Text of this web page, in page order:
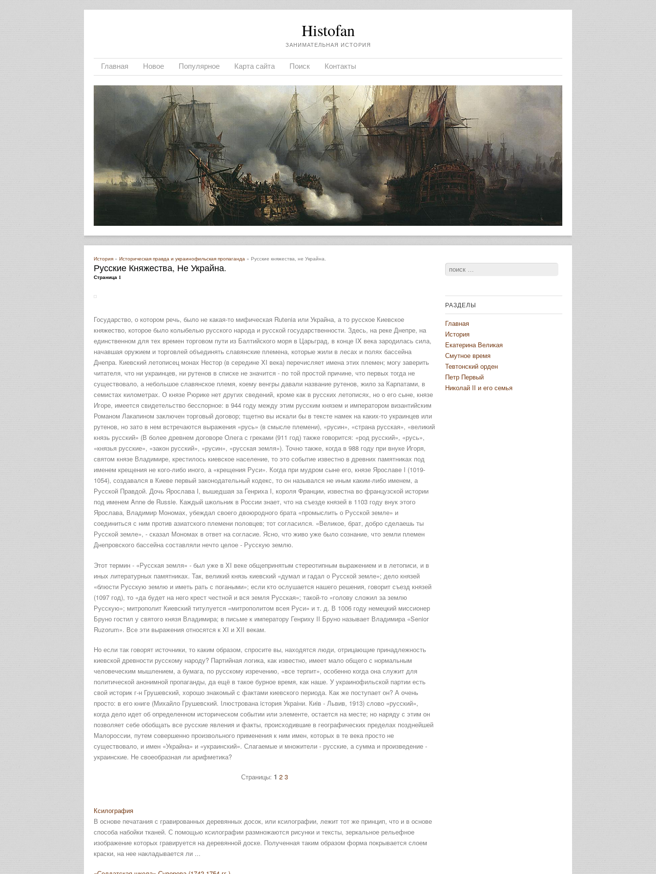
Histofan
ЗАНИМАТЕЛЬНАЯ ИСТОРИЯ
Главная Новое Популярное Карта сайта Поиск Контакты
История » Историческая правда и украинофильская пропаганда » Русские княжества, не Украйна.
Русские Княжества, Не Украйна.
Страница 1
Государство, о котором речь, было не какая-то мифическая Rutenia или Украйна, а то русское Киевское
княжество, которое было колыбелью русского народа и русской государственности. Здесь, на реке Днепре, на
единственном для тех времен торговом пути из Балтийского моря в Царьград, в конце IX века зародилась сила,
начавшая оружием и торговлей объединять славянские племена, которые жили в лесах и полях бассейна
Днепра. Киевский летописец монах Нестор (в середине XI века) перечисляет имена этих племен; могу заверить
читателя, что ни украинцев, ни рутенов в списке не значится - по той простой причине, что первых тогда не
существовало, а небольшое славянское племя, коему венгры давали название рутенов, жило за Карпатами, в
семистах километрах. О князе Рюрике нет других сведений, кроме как в русских летописях, но о его сыне, князе
Игоре, имеется свидетельство бесспорное: в 944 году между этим русским князем и императором византийским
Романом Лакапином заключен торговый договор; тщетно вы искали бы в тексте намек на каких-то украинцев или
рутенов, но зато в нем встречаются выражения «русь» (в смысле племени), «русин», «страна русская», «великий
князь русский» (В более древнем договоре Олега с греками (911 год) также говорится: «род русский», «русь»,
«князья русские», «закон русский», «русин», «русская земля»). Точно также, когда в 988 году при внуке Игоря,
святом князе Владимире, крестилось киевское население, то это событие известно в древних памятниках под
именем крещения не кого-либо иного, а «крещения Руси». Когда при мудром сыне его, князе Ярославе I (1019-
1054), создавался в Киеве первый законодательный кодекс, то он назывался не иным каким-либо именем, а
Русской Правдой. Дочь Ярослава I, вышедшая за Генриха I, короля Франции, известна во французской истории
под именем Anne de Russie. Каждый школьник в России знает, что на съезде князей в 1103 году внук этого
Ярослава, Владимир Мономах, убеждал своего двоюродного брата «промыслить о Русской земле» и
соединиться с ним против азиатского племени половцев; тот согласился. «Великое, брат, добро сделаешь ты
Русской земле», - сказал Мономах в ответ на согласие. Ясно, что живо уже было сознание, что земли племен
Днепровского бассейна составляли нечто целое - Русскую землю.
Этот термин - «Русская земля» - был уже в XI веке общепринятым стереотипным выражением и в летописи, и в
иных литературных памятниках. Так, великий князь киевский «думал и гадал о Русской земле»; дело князей
«блюсти Русскую землю и иметь рать с погаными»; если кто ослушается нашего решения, говорит съезд князей
(1097 год), то «да будет на него крест честной и вся земля Русская»; такой-то «голову сложил за землю
Русскую»; митрополит Киевский титулуется «митрополитом всея Руси» и т. д. В 1006 году немецкий миссионер
Бруно гостил у святого князя Владимира; в письме к императору Генриху II Бруно называет Владимира «Senior
Ruzorum». Все эти выражения относятся к XI и XII векам.
Но если так говорят источники, то каким образом, спросите вы, находятся люди, отрицающие принадлежность
киевской древности русскому народу? Партийная логика, как известно, имеет мало общего с нормальным
человеческим мышлением, а бумага, по русскому изречению, «все терпит», особенно когда она служит для
политической анонимной пропаганды, да ещё в такое бурное время, как наше. У украинофильской партии есть
свой историк г-н Грушевский, хорошо знакомый с фактами киевского периода. Как же поступает он? А очень
просто: в его книге (Михайло Грушевский. Iлюстрована iстория Украiни. Киiв - Львив, 1913) слово «русский»,
когда дело идет об определенном историческом событии или элементе, остается на месте; но наряду с этим он
позволяет себе обобщать все русские явления и факты, происходившие в географических пределах позднейшей
Малороссии, путем совершенно произвольного применения к ним имен, которых в те века просто не
существовало, и имен «Украйна» и «украинский». Слагаемые и множители - русские, а сумма и произведение -
украинские. Не своеобразная ли арифметика?
Страницы: 1 2 3
Ксилография
В основе печатания с гравированных деревянных досок, или ксилографии, лежит тот же принцип, что и в основе
способа набойки тканей. С помощью ксилографии размножаются рисунки и тексты, зеркальное рельефное
изображение которых гравируется на деревянной доске. Полученная таким образом форма покрывается слоем
краски, на нее накладывается ли ...
Поиск
РАЗДЕЛЫ
Главная
История
Екатерина Великая
Смутное время
Тевтонский орден
Петр Первый
Николай II и его семья